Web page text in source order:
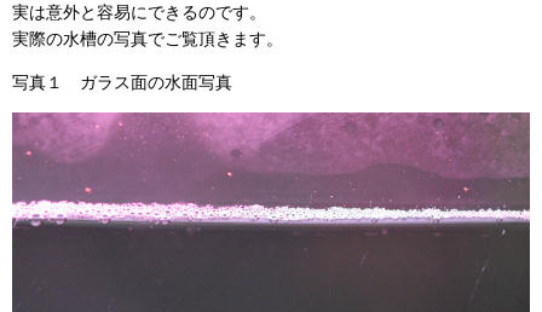
実は意外と容易にできるのです。
実際の水槽の写真でご覧頂きます。
写真１ ガラス面の水面写真